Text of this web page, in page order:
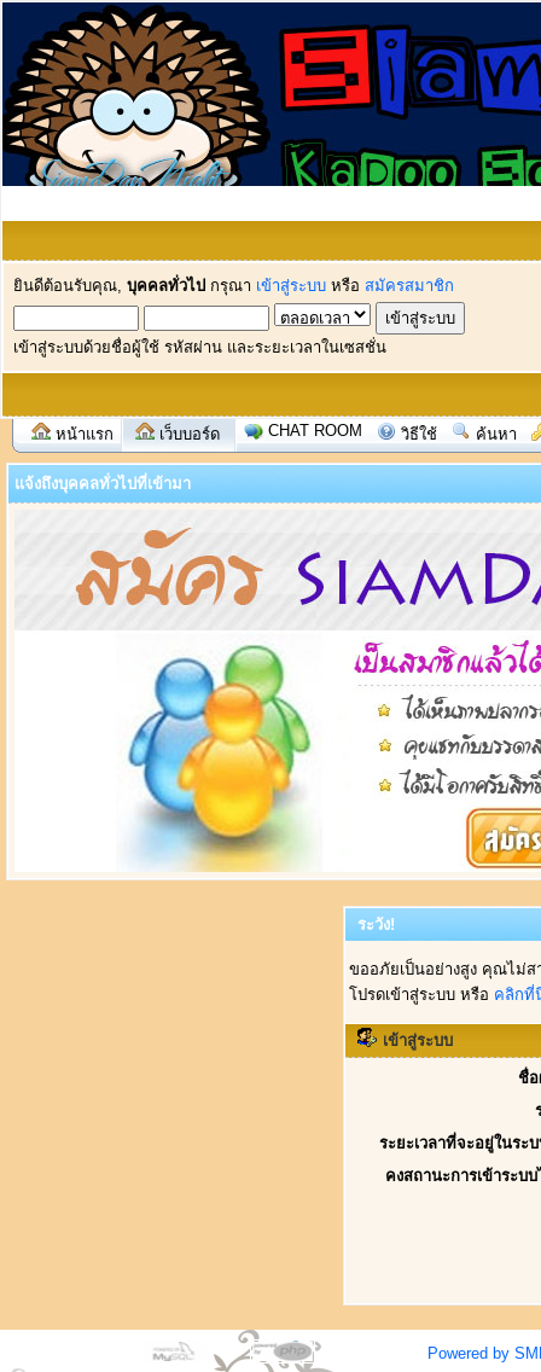
ยินดีต้อนรับคุณ, บุคคลทั่วไป กรุณา เข้าสู่ระบบ หรือ สมัครสมาชิก
เข้าสู่ระบบด้วยชื่อผู้ใช้ รหัสผ่าน และระยะเวลาในเซสชั่น
หน้าแรก เว็บบอร์ด CHAT ROOM วิธีใช้ ค้นหา
แจ้งถึงบุคคลทั่วไปที่เข้ามา
ระวัง!
ขออภัยเป็นอย่างสูง คุณไม่
โปรดเข้าสู่ระบบ หรือ คลิกที่
เข้าสู่ระบบ
ชื่อ
ระยะเวลาที่จะอยู่ในระ
คงสถานะการเข้าระบ
Powered by